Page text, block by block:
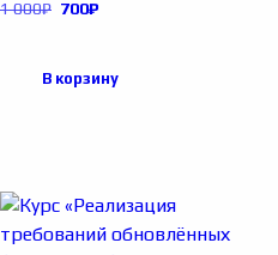
1 000₽ 700₽
В корзину